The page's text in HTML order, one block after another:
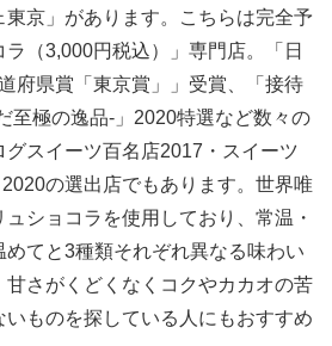
東京」があります。こちらは完全予
（3,000円税込）」専門店。「日
府県賞「東京賞」」受賞、「接待
至極の逸品-」2020特選など数々の
スイーツ百名店2017・スイーツ
の選出店でもあります。世界唯
ショコラを使用しており、常温・
てと3種類それぞれ異なる味わい
甘さがくどくなくコクやカカオの苦
ものを探している人にもおすすめ